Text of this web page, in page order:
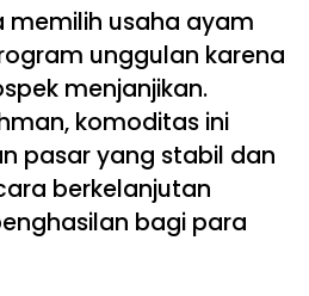
memilih usaha ayam
unggulan karena
menjanjikan.
komoditas ini
pasar yang stabil dan
berkelanjutan
bagi para